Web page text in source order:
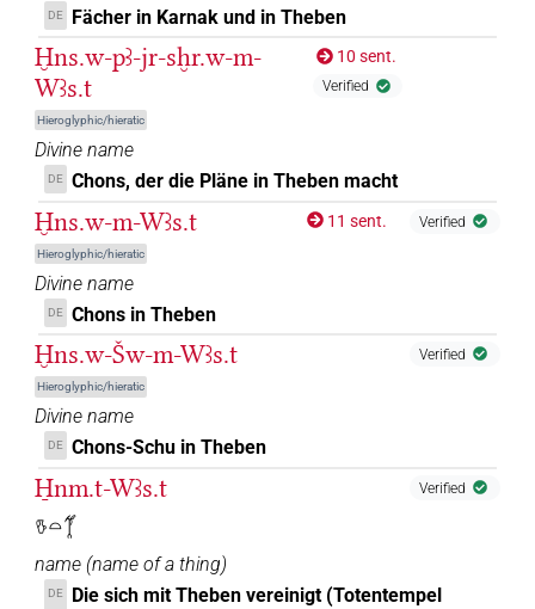
DE Fächer in Karnak und in Theben
Ḫns.w-pꜣ-jr-sḫr.w-m-
Wꜣs.t
Hieroglyphic/hieratic
10 sent.
Verified
Divine name
DE Chons, der die Pläne in Theben macht
Ḫns.w-m-Wꜣs.t
Hieroglyphic/hieratic
11 sent. Verified
Divine name
DE Chons in Theben
Ḫns.w-Šw-m-Wꜣs.t
Hieroglyphic/hieratic
Verified
Divine name
DE Chons-Schu in Theben
H̱nm.t-Wꜣs.t
𓎸𓏏𓋆
Verified
name (name of a thing)
DE
Die sich mit Theben vereinigt (Totentempel